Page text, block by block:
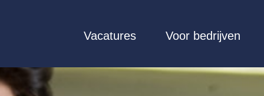
Vacatures Voor bedrijven